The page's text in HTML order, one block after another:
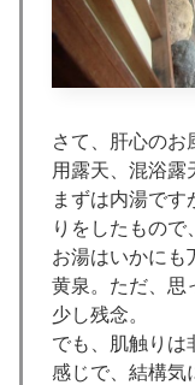
さて、肝心のお
用露天、混浴露
まずは内湯です
りをしたもので
お湯はいかにも
黄泉。ただ、思
少し残念。
でも、肌触りは
感じで、結構気